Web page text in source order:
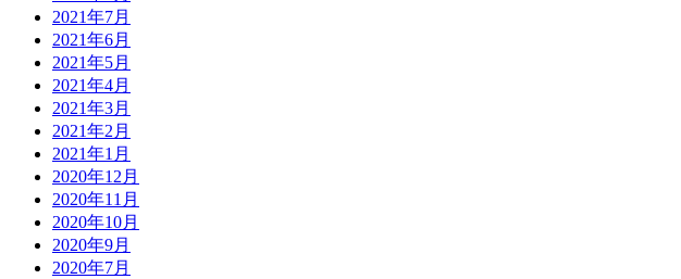
2021年7月
2021年6月
2021年5月
2021年4月
2021年3月
2021年2月
2021年1月
2020年12月
2020年11月
2020年10月
2020年9月
2020年7月